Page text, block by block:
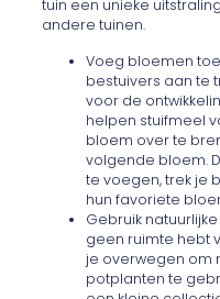
tuin een unieke
andere tuinen.
Voeg bloemen
bestuivers aan te
voor de
helpen stuifmeel
bloem over te
volgende bloem.
te voegen, trek je
hun favoriete
Gebruik
geen ruimte hebt
je overwegen om
potplanten te